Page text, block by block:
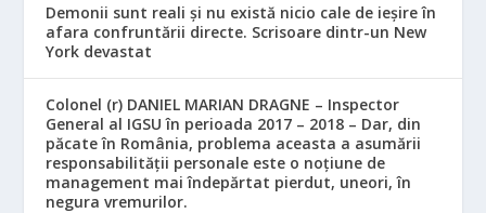
Demonii sunt reali și nu există nicio cale de ieșire în
afara confruntării directe. Scrisoare dintr-un New
York devastat
Colonel (r) DANIEL MARIAN DRAGNE – Inspector
General al IGSU în perioada 2017 – 2018 – Dar, din
păcate în România, problema aceasta a asumării
responsabilităţii personale este o noţiune de
management mai îndepărtat pierdut, uneori, în
negura vremurilor.